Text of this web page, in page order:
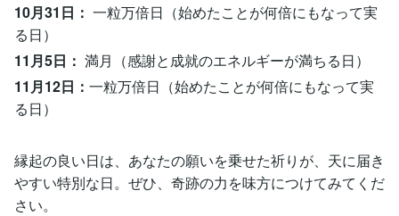
10月31日： 一粒万倍日（始めたことが何倍にもなって実
る日）
11月5日： 満月（感謝と成就のエネルギーが満ちる日）
11月12日： 一粒万倍日（始めたことが何倍にもなって実
る日）
縁起の良い日は、あなたの願いを乗せた祈りが、天に届き
やすい特別な日。ぜひ、奇跡の力を味方につけてみてくだ
さい。